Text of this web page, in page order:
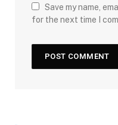
Save my name,
for the next time I